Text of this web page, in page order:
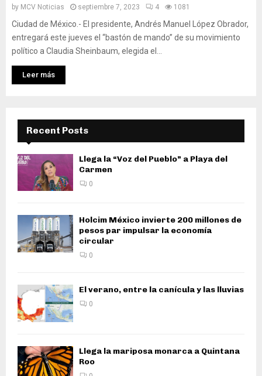
by MCV Noticias septiembre 7, 2023 4 1081
Ciudad de México.- El presidente, Andrés Manuel López Obrador,
entregará este jueves el “bastón de mando” de su movimiento
político a Claudia Sheinbaum, elegida el...
Leer más
Recent Posts
Llega la “Voz del Pueblo” a Playa del
Carmen
0
Holcim México invierte 200 millones de
pesos par impulsar la economía
circular
0
El verano, entre la canícula y las lluvias
0
Llega la mariposa monarca a Quintana
Roo